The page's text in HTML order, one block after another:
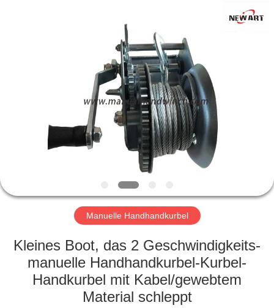
PRODUKTE
UNS
WERKSFÜHRUNG
QUALITÄTSKONTROLLE
KONTAKTIEREN
Manuelle Handhandkurbel
Kleines Boot, das 2 Geschwindigkeits-
manuelle Handhandkurbel-Kurbel-
Handkurbel mit Kabel/gewebtem
Material schleppt